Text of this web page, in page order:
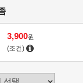
3,900원
(조건)